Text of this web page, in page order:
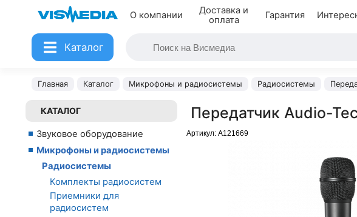
О компании
Доставка и
оплата
Гарантия
Каталог
Главная Каталог Микрофоны и радиосистемы Радиосистемы
КАТАЛОГ
Звуковое оборудование
Микрофоны и радиосистемы
Радиосистемы
Комплекты радиосистем
Приемники для
радиосистем
Передатчик Audio-
Артикул: A121669